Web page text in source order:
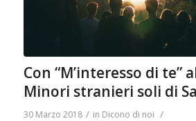
Con “M’interesso di te”
Minori stranieri soli di
30 Marzo 2018 / in Dicono di noi /